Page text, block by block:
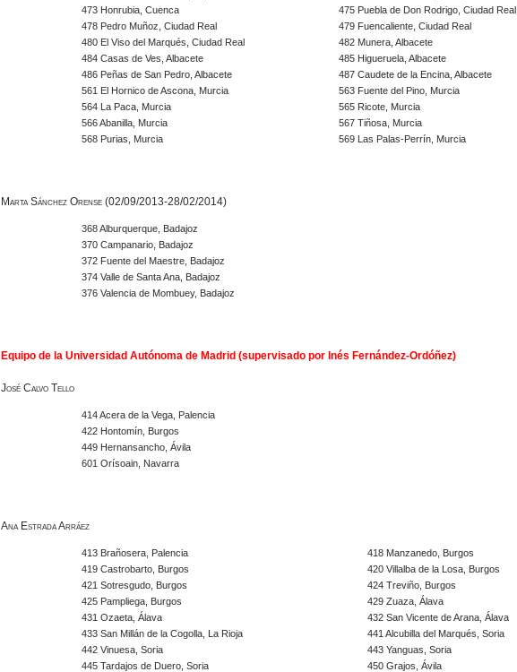
473 Honrubia, Cuenca
475 Puebla de Don Rodrigo, Ciudad Real
478 Pedro Muñoz, Ciudad Real
479 Fuencaliente, Ciudad Real
480 El Viso del Marqués, Ciudad Real
482 Munera, Albacete
484 Casas de Ves, Albacete
485 Higueruela, Albacete
486 Peñas de San Pedro, Albacete
487 Caudete de la Encina, Albacete
561 El Hornico de Ascona, Murcia
563 Fuente del Pino, Murcia
564 La Paca, Murcia
565 Ricote, Murcia
566 Abanilla, Murcia
567 Tiñosa, Murcia
568 Purias, Murcia
569 Las Palas-Perrín, Murcia
Marta Sánchez Orense (02/09/2013-28/02/2014)
368 Alburquerque, Badajoz
370 Campanario, Badajoz
372 Fuente del Maestre, Badajoz
374 Valle de Santa Ana, Badajoz
376 Valencia de Mombuey, Badajoz
Equipo de la Universidad Autónoma de Madrid (supervisado por Inés Fernández-Ordóñez)
José Calvo Tello
414 Acera de la Vega, Palencia
422 Hontomín, Burgos
449 Hernansancho, Ávila
601 Orísoain, Navarra
Ana Estrada Arráez
413 Brañosera, Palencia
418 Manzanedo, Burgos
419 Castrobarto, Burgos
420 Villalba de la Losa, Burgos
421 Sotresgudo, Burgos
424 Treviño, Burgos
425 Pampliega, Burgos
429 Zuaza, Álava
431 Ozaeta, Álava
432 San Vicente de Arana, Álava
433 San Millán de la Cogolla, La Rioja
441 Alcubilla del Marqués, Soria
442 Vinuesa, Soria
443 Yanguas, Soria
445 Tardajos de Duero, Soria
450 Grajos, Ávila